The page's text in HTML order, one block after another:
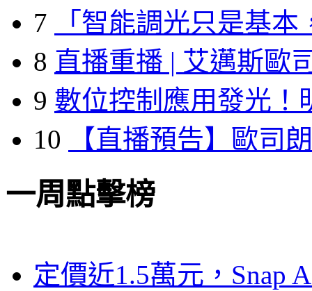
7
「智能調光只是基本
8 直播重播 | 艾邁斯歐
9 數位控制應用發光！
10
【直播預告】歐司
一周點擊榜
定價近1.5萬元，Snap